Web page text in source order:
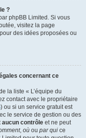
?
phpBB Limited. Si vous
visitez la page
des idées proposées ou
concernant ce
la liste « L’équipe du
contact avec le propriétaire
) ou si un service gratuit est
le service de gestion ou des
aucun contrôle et ne peut
, où ou par qui ce